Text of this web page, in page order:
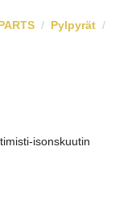
Pylpyrät
isonskuutin